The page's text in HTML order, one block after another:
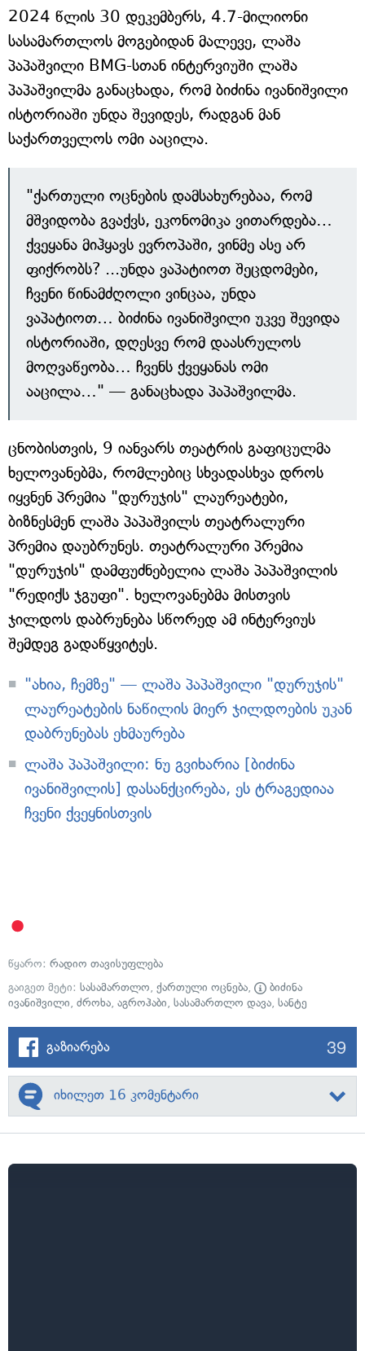
2024 წლის 30 დეკემბერს, 4.7-მილიონი
სასამართლოს მოგებიდან მალევე, ლაშა
პაპაშვილი BMG-სთან ინტერვიუში ლაშა
პაპაშვილმა განაცხადა, რომ ბიძინა ივანიშვილი
ისტორიაში უნდა შევიდეს, რადგან მან
საქართველოს ომი ააცილა.
"ქართული ოცნების დამსახურებაა, რომ
მშვიდობა გვაქვს, ეკონომიკა ვითარდება…
ქვეყანა მიჰყავს ევროპაში, ვინმე ასე არ
ფიქრობს? ...უნდა ვაპატიოთ შეცდომები,
ჩვენი წინამძღოლი ვინცაა, უნდა
ვაპატიოთ… ბიძინა ივანიშვილი უკვე შევიდა
ისტორიაში, დღესვე რომ დაასრულოს
მოღვაწეობა… ჩვენს ქვეყანას ომი
ააცილა…" — განაცხადა პაპაშვილმა.
ცნობისთვის, 9 იანვარს თეატრის გაფიცულმა
ხელოვანებმა, რომლებიც სხვადასხვა დროს
იყვნენ პრემია "დურუჯის" ლაურეატები,
ბიზნესმენ ლაშა პაპაშვილს თეატრალური
პრემია დაუბრუნეს. თეატრალური პრემია
"დურუჯის" დამფუძნებელია ლაშა პაპაშვილის
"რედიქს ჯგუფი". ხელოვანებმა მისთვის
ჯილდოს დაბრუნება სწორედ ამ ინტერვიუს
შემდეგ გადაწყვიტეს.
"ახია, ჩემზე" — ლაშა პაპაშვილი "დურუჯის"
ლაურეატების ნაწილის მიერ ჯილდოების უკან
დაბრუნებას ეხმაურება
ლაშა პაპაშვილი: ნუ გვიხარია [ბიძინა
ივანიშვილის] დასანქცირება, ეს ტრაგედიაა
ჩვენი ქვეყნისთვის
წყარო: რადიო თავისუფლება
გაიგეთ მეტი: სასამართლო, ქართული ოცნება,
ბიძინა
ივანიშვილი, ძროხა, აგროჰაბი, სასამართლო დავა, სანტე
გაზიარება 39
იხილეთ 16 კომენტარი